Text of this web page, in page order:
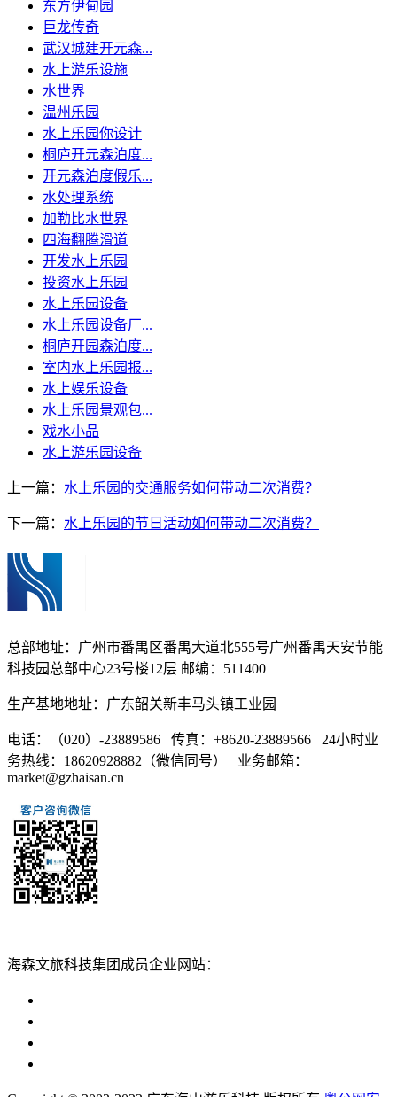
东方伊甸园
巨龙传奇
武汉城建开元森...
水上游乐设施
水世界
温州乐园
水上乐园你设计
桐庐开元森泊度...
开元森泊度假乐...
水处理系统
加勒比水世界
四海翻腾滑道
开发水上乐园
投资水上乐园
水上乐园设备
水上乐园设备厂...
桐庐开园森泊度...
室内水上乐园报...
水上娱乐设备
水上乐园景观包...
戏水小品
水上游乐园设备
上一篇： 水上乐园的交通服务如何带动二次消费？
下一篇： 水上乐园的节日活动如何带动二次消费？
总部地址：广州市番禺区番禺大道北555号广州番禺天安节能
科技园总部中心23号楼12层 邮编：511400
生产基地地址：广东韶关新丰马头镇工业园
电话：（020）-23889586 传真：+8620-23889566 24小时业
务热线：18620928882（微信同号） 业务邮箱：
market@gzhaisan.cn
海森文旅科技集团成员企业网站：